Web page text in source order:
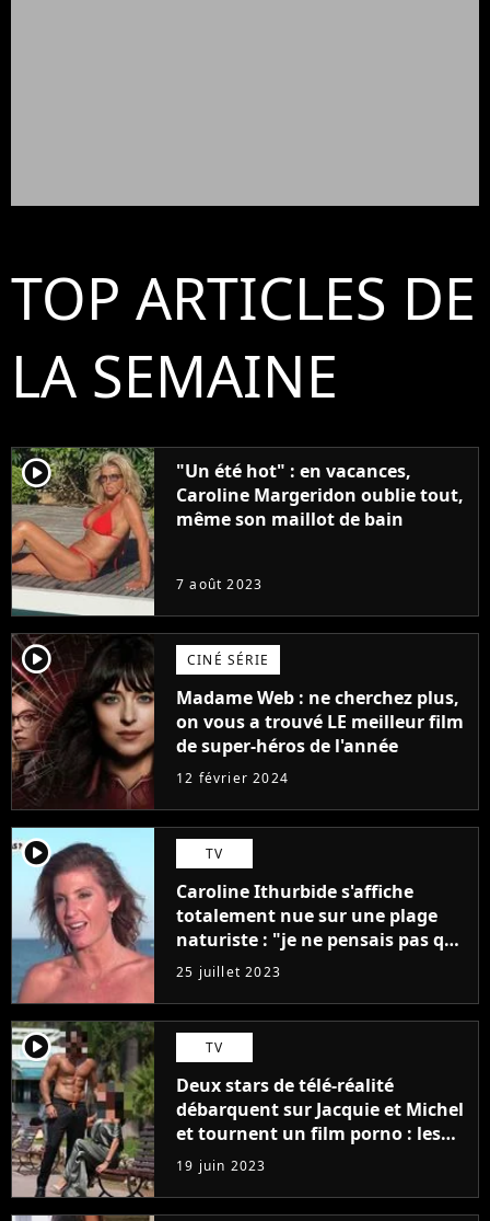
TOP ARTICLES DE
LA SEMAINE
player2
"Un été hot" : en vacances,
Caroline Margeridon oublie tout,
même son maillot de bain
7 août 2023
player2 CINÉ SÉRIE
Madame Web : ne cherchez plus,
on vous a trouvé LE meilleur film
de super-héros de l'année
12 février 2024
player2 TV
Caroline Ithurbide s'affiche
totalement nue sur une plage
naturiste : "je ne pensais pas que
j'arriverais à le faire..."
25 juillet 2023
player2 TV
Deux stars de télé-réalité
débarquent sur Jacquie et Michel
et tournent un film porno : les
premières images du tournage
(exclu)
19 juin 2023